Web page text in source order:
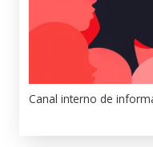
Canal interno de